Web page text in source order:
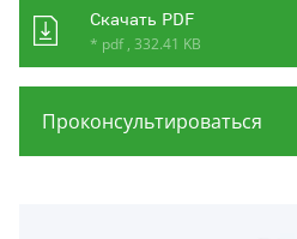
Скачать PDF
* pdf , 332.41 KB
Проконсультироваться